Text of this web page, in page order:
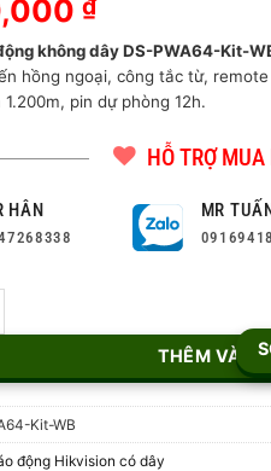
không dây DS-PWA64-Kit-
hồng ngoại, công tắc từ,
pin dự phòng 12h.
HỖ TRỢ
HÂN MR
không dây DS-PWA64-Kit-
THÊM VÀO
Kit-WB
động Hikvision có dây